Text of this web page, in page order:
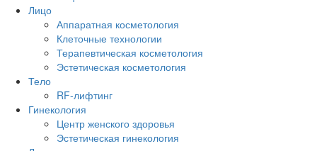
Лицо
Аппаратная косметология
Клеточные технологии
Терапевтическая косметология
Эстетическая косметология
Тело
RF-лифтинг
Гинекология
Центр женского здоровья
Эстетическая гинекология